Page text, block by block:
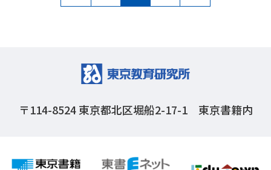
〒114-8524東京都北区堀船2-17-1 東京書籍内